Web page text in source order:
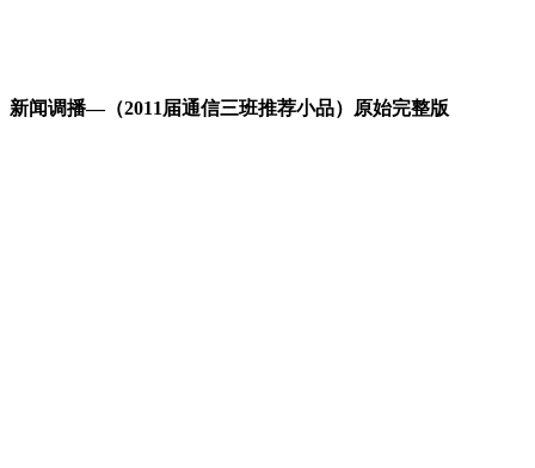
新闻调播—（2011届通信三班推荐小品）原始完整版